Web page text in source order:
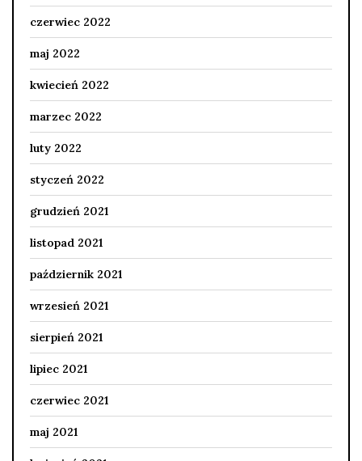
czerwiec 2022
maj 2022
kwiecień 2022
marzec 2022
luty 2022
styczeń 2022
grudzień 2021
listopad 2021
październik 2021
wrzesień 2021
sierpień 2021
lipiec 2021
czerwiec 2021
maj 2021